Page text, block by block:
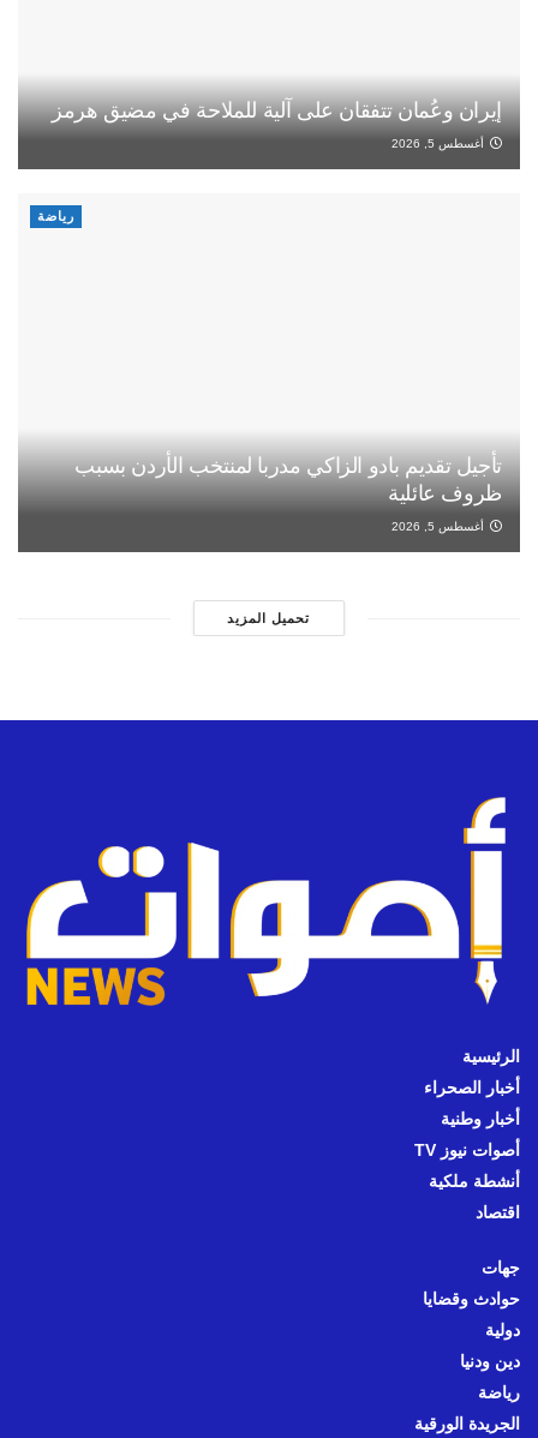
إيران وعُمان تتفقان على آلية للملاحة في مضيق هرمز
أغسطس 5, 2026
رياضة
تأجيل تقديم بادو الزاكي مدربا لمنتخب الأردن بسبب
ظروف عائلية
أغسطس 5, 2026
تحميل المزيد
الرئيسية
أخبار الصحراء
أخبار وطنية
أصوات نيوز TV
أنشطة ملكية
اقتصاد
جهات
حوادث وقضايا
دولية
دين ودنيا
رياضة
الجريدة الورقية